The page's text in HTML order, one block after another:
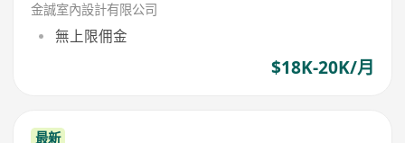
金誠室內設計有限公司
無上限佣金
$18K-20K/月
最新